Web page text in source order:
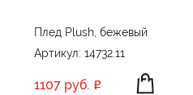
Плед Plush, бежевый
Артикул: 14732.11
1107 руб.